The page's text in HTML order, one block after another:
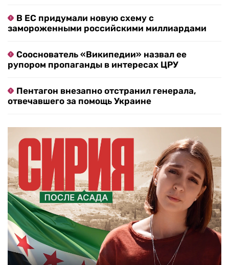
В ЕС придумали новую схему с
замороженными российскими миллиардами
Сооснователь «Википедии» назвал ее
рупором пропаганды в интересах ЦРУ
Пентагон внезапно отстранил генерала,
отвечавшего за помощь Украине